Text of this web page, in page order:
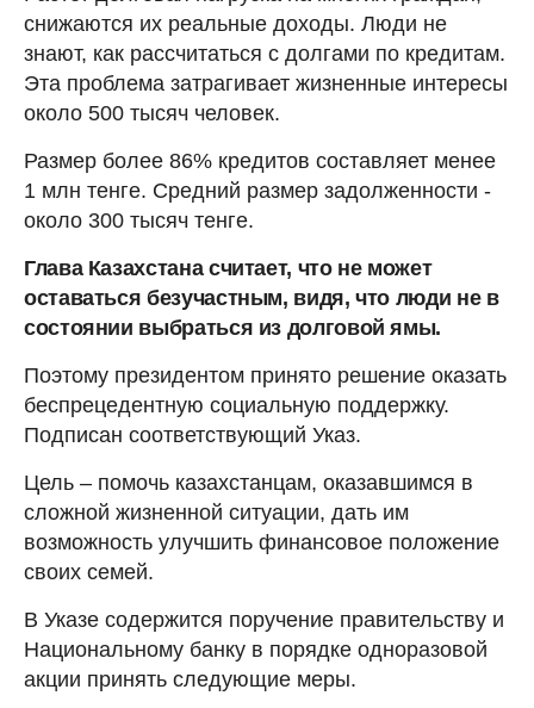
снижаются их реальные доходы. Люди не
знают, как рассчитаться с долгами по кредитам.
Эта проблема затрагивает жизненные интересы
около 500 тысяч человек.
Размер более 86% кредитов составляет менее
1 млн тенге. Средний размер задолженности -
около 300 тысяч тенге.
Глава Казахстана считает, что не может
оставаться безучастным, видя, что люди не в
состоянии выбраться из долговой ямы.
Поэтому президентом принято решение оказать
беспрецедентную социальную поддержку.
Подписан соответствующий Указ.
Цель – помочь казахстанцам, оказавшимся в
сложной жизненной ситуации, дать им
возможность улучшить финансовое положение
своих семей.
В Указе содержится поручение правительству и
Национальному банку в порядке одноразовой
акции принять следующие меры.